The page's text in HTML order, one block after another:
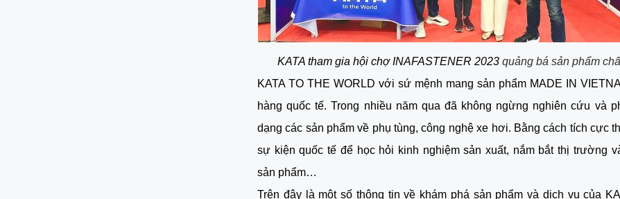
KATA tham gia hội chợINAFASTENER 2023 quảng bá sản phẩm
KATA TO THE WORLD với sứ mệnh mang sản phẩm MADE IN
hàng quốc tế. Trong nhiều năm qua đã không ngừng nghiên cứu và
dạng các sản phẩm về phụ tùng, công nghệ xe hơi. Bằng cách tích cực
sự kiện quốc tế để học hỏi kinh nghiệm sản xuất, nắm bắt thị trường
sản phẩm…
Trên đây là một số thông tin về khám phá sản phẩm và dịch vụ của